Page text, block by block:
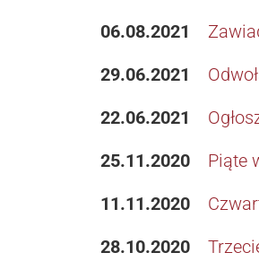
06.08.2021
29.06.2021
22.06.2021
25.11.2020
Piąte
11.11.2020
28.10.2020